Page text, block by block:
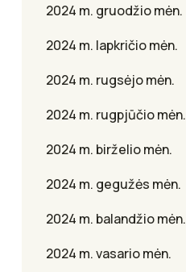
2024 m. gruodžio mėn.
2024 m. lapkričio mėn.
2024 m. rugsėjo mėn.
2024 m. rugpjūčio mėn.
2024 m. birželio mėn.
2024 m. gegužės mėn.
2024 m. balandžio mėn.
2024 m. vasario mėn.